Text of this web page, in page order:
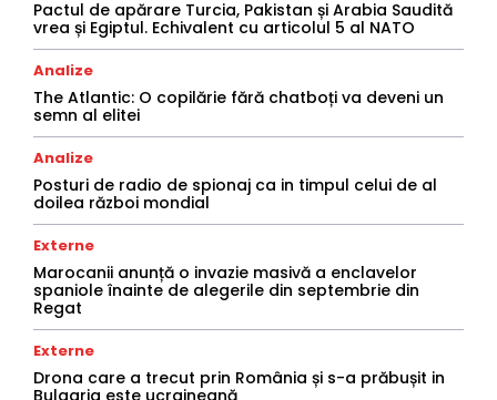
Pactul de apărare Turcia, Pakistan și Arabia Saudită
vrea și Egiptul. Echivalent cu articolul 5 al NATO
Analize
The Atlantic: O copilărie fără chatboți va deveni un
semn al elitei
Analize
Posturi de radio de spionaj ca in timpul celui de al
doilea război mondial
Externe
Marocanii anunță o invazie masivă a enclavelor
spaniole înainte de alegerile din septembrie din
Regat
Externe
Drona care a trecut prin România și s-a prăbușit in